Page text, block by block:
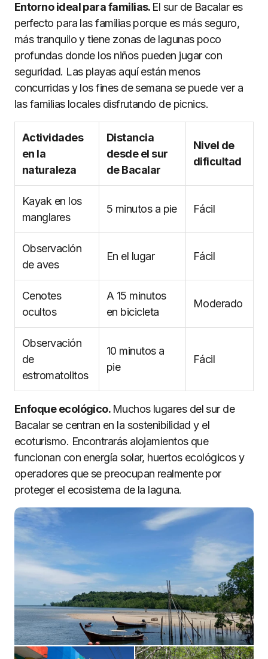
Entorno ideal para familias. El sur de Bacalar es
perfecto para las familias porque es más seguro,
más tranquilo y tiene zonas de lagunas poco
profundas donde los niños pueden jugar con
seguridad. Las playas aquí están menos
concurridas y los fines de semana se puede ver a
las familias locales disfrutando de picnics.
Actividades
en la
naturaleza
Distancia
desde el sur
de Bacalar
Nivel de
dificultad
Kayak en los
manglares
5 minutos a pie Fácil
Observación
de aves
En el lugar Fácil
Cenotes
ocultos
A 15 minutos
en bicicleta
Moderado
Observación
de
estromatolitos
10 minutos a
pie
Fácil
Enfoque ecológico. Muchos lugares del sur de
Bacalar se centran en la sostenibilidad y el
ecoturismo. Encontrarás alojamientos que
funcionan con energía solar, huertos ecológicos y
operadores que se preocupan realmente por
proteger el ecosistema de la laguna.